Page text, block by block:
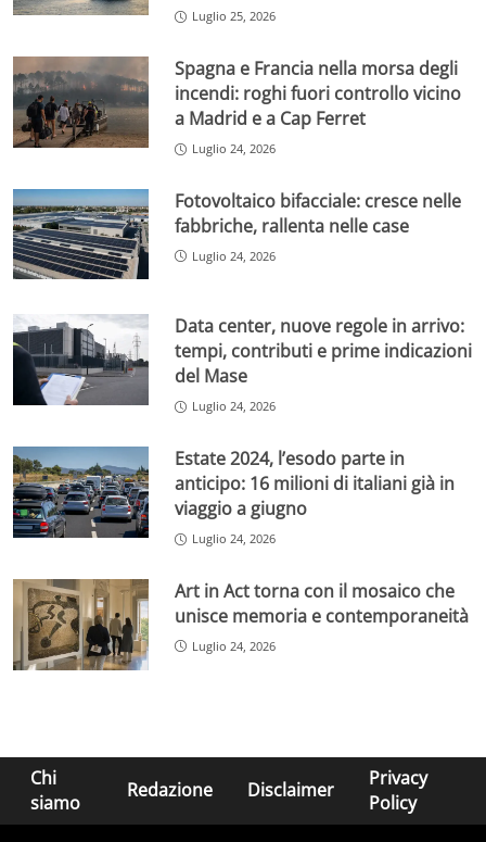
Luglio 25, 2026
Spagna e Francia nella morsa degli
incendi: roghi fuori controllo vicino
a Madrid e a Cap Ferret
Luglio 24, 2026
Fotovoltaico bifacciale: cresce nelle
fabbriche, rallenta nelle case
Luglio 24, 2026
Data center, nuove regole in arrivo:
tempi, contributi e prime indicazioni
del Mase
Luglio 24, 2026
Estate 2024, l’esodo parte in
anticipo: 16 milioni di italiani già in
viaggio a giugno
Luglio 24, 2026
Art in Act torna con il mosaico che
unisce memoria e contemporaneità
Luglio 24, 2026
Chi
siamo
Redazione Disclaimer
Privacy
Policy